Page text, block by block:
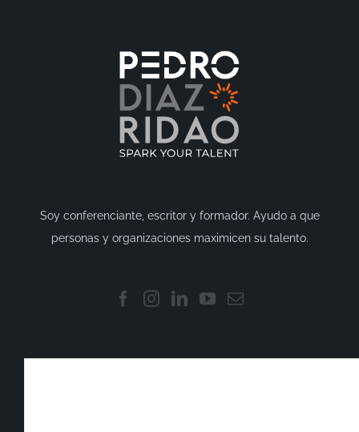
Soy conferenciante, escritor y formador. Ayudo a que
personas y organizaciones maximicen su talento.